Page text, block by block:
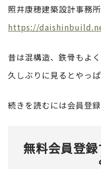
照井康穂建築設計事務
https://
昔は混構造、鉄骨もよ
久しぶりに見るとやっ
続きを読むには会員登録
無料会員登